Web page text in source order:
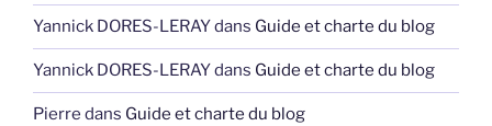
Yannick DORES-LERAYdans Guide et charte du blog
Yannick DORES-LERAYdans Guide et charte du blog
Pierre dans Guide et charte du blog